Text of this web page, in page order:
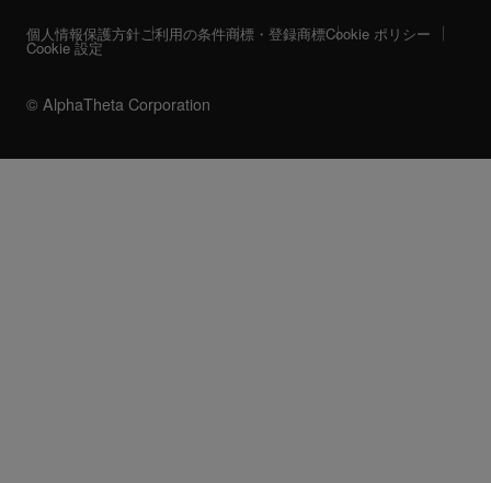
© AlphaTheta Corporation
個人情報保護方針ご利用の条件商標・登録商標Cookie ポリシー
Cookie 設定